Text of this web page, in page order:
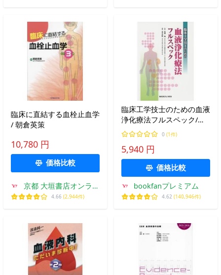
臨床に直結する血栓止血学
/ 朝倉英策
10,780 円
価格比較
京都 大垣書店オンライ
ン
4.66 (2,944件)
臨床工学技士のための血液
浄化療法フルスペック/秋
葉隆/金子岩和
0 (1件)
5,940 円
価格比較
bookfanプレミアム
4.62 (140,946件)